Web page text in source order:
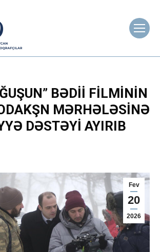
BƏDII FILMININ
MƏRHƏLƏSINƏ
DƏSTƏYI AYIRIB
Fev
20
2026